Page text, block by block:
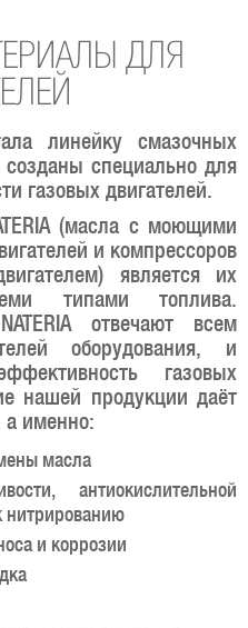
ДЛЯ
линейку смазочных
созданы специально для
газовых двигателей.
(масла с моющими
и компрессоров
является их
типами топлива.
отвечают всем
оборудования, и
газовых
нашей продукции даёт
именно:
масла
антиокислительной
нитрированию
и коррозии